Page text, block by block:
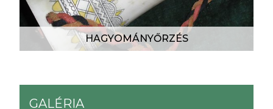
HAGYOMÁNYŐRZÉS
GALÉRIA